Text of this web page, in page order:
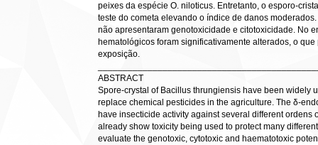
peixes da espécie O. niloticus. Entretanto, o esporo-
teste do cometa elevando o índice de danos
não apresentaram genotoxicidade e citotoxicidade. No
hematológicos foram significativamente alterados, o
exposição.
ABSTRACT
Spore-crystal of Bacillus thrungiensis have been widely
replace chemical pesticides in the agriculture. The δ-
have insecticide activity against several different ordens
already show toxicity being used to protect many
evaluate the genotoxic, cytotoxic and haematotoxic